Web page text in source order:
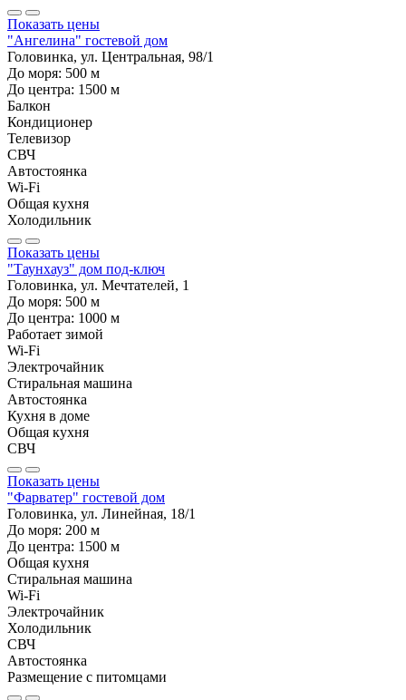
Показать цены
"Ангелина" гостевой дом
Головинка, ул. Центральная, 98/1
До моря: 500 м
До центра: 1500 м
Балкон
Кондиционер
Телевизор
СВЧ
Автостоянка
Wi-Fi
Общая кухня
Холодильник
Показать цены
"Таунхауз" дом под-ключ
Головинка, ул. Мечтателей, 1
До моря: 500 м
До центра: 1000 м
Работает зимой
Wi-Fi
Электрочайник
Стиральная машина
Автостоянка
Кухня в доме
Общая кухня
СВЧ
Показать цены
"Фарватер" гостевой дом
Головинка, ул. Линейная, 18/1
До моря: 200 м
До центра: 1500 м
Общая кухня
Стиральная машина
Wi-Fi
Электрочайник
Холодильник
СВЧ
Автостоянка
Размещение с питомцами